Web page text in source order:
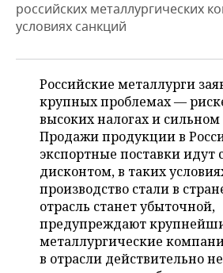
КОРОЛИ ГОСЗАКАЗА ПФО
ВУЗЫ ТАТАРСТАНА
КОМУ ПРИНАДЛЕЖАТ
ТОРГОВЫЕ ЦЕНТРЫ
ТАТАРСТАНА
ФИНАНСЫ
БАНКИ
БЮДЖЕТ
ИНВЕСТИЦИИ
НОВОСТИ
ПРОМЫШЛЕННОСТИ
МАШИНОСТРОЕНИЕ
НЕФТЕХИМИЯ
НЕФТЬ
ОПК
ЭНЕРГЕТИКА
НЕДВИЖИМОСТЬ
НОВОСТИ НЕДВИЖИМОСТИ
АВТО
НОВОСТИ АВТО
БИЗНЕС
НОВОСТИ БИЗНЕСА
РОЗНИЧНАЯ ТОРГОВЛЯ
ТРАНСПОРТ
УСЛУГИ
ТЕХНОЛОГИИ
НОВОСТИ ТЕХНОЛОГИЙ
МЕДИА
МЕРОПРИЯТИЯ
НОВОСТИ МЕРОПРИЯТИЙ
ВЫЕЗДНАЯ РЕДАКЦИЯ
СПОРТ
НОВОСТИ СПОРТА
ОБЩЕСТВО
российских металлургических
условиях санкций
Российские металлурги
крупных проблемах —
высоких налогах и сильном
Продажи продукции в
экспортные поставки
дисконтом, в таких
производство стали в
отрасль станет убыточной,
предупреждают
металлургические
в отрасли действительно